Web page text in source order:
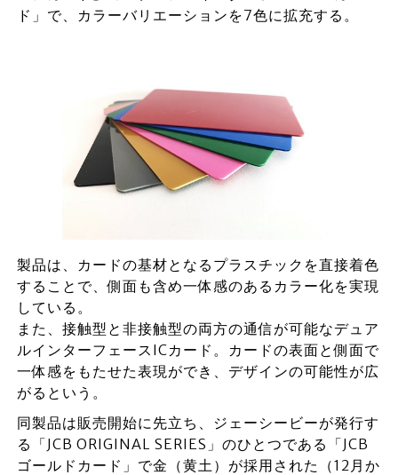
ド」で、カラーバリエーションを7色に拡充する。
製品は、カードの基材となるプラスチックを直接着色
することで、側面も含め一体感のあるカラー化を実現
している。
また、接触型と非接触型の両方の通信が可能なデュア
ルインターフェースICカード。カードの表面と側面で
一体感をもたせた表現ができ、デザインの可能性が広
がるという。
同製品は販売開始に先立ち、ジェーシービーが発行す
る「JCB ORIGINAL SERIES」のひとつである「JCB
ゴールドカード」で金（黄土）が採用された（12月か